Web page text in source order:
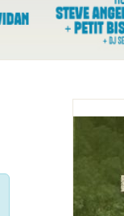
Autre